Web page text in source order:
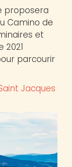
proposera
Camino de
et
2021
parcourir
Jacques